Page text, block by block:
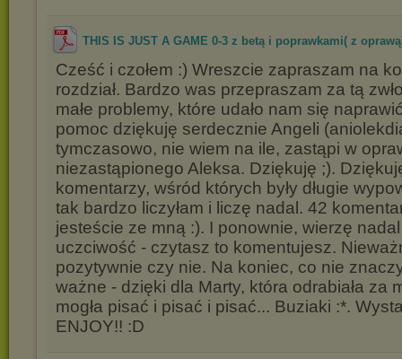
THIS IS JUST A GAME 0-3 z betą i poprawkami( z
Cześć i czołem :) Wreszcie zapraszam na
rozdział. Bardzo was przepraszam za tą
małe problemy, które udało nam się
pomoc dziękuję serdecznie Angeli
tymczasowo, nie wiem na ile, zastąpi w
niezastąpionego Aleksa. Dziękuję ;).
komentarzy, wśród których były długie
tak bardzo liczyłam i liczę nadal. 42
jesteście ze mną :). I ponownie, wierzę
uczciwość - czytasz to komentujesz.
pozytywnie czy nie. Na koniec, co nie
ważne - dzięki dla Marty, która odrabiała za
mogła pisać i pisać i pisać... Buziaki :*.
ENJOY!! :D